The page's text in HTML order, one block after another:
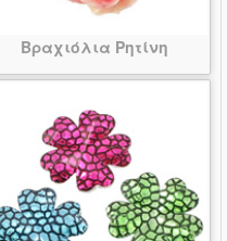
Βραχιόλια Ρητίνη